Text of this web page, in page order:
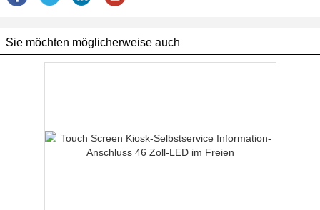
Sie möchten möglicherweise auch